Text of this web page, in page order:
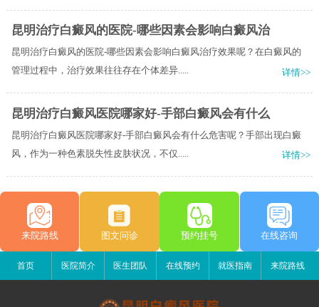
昆明治疗白癜风的医院-哪些因素会影响白癜风治
昆明治疗白癜风的医院-哪些因素会影响白癜风治疗效果呢？在白癜风的
管理过程中，治疗效果往往存在个体差异.....
详情>>
昆明治疗白癜风医院哪家好-手部白癜风会有什么
昆明治疗白癜风医院哪家好-手部白癜风会有什么危害呢？手部出现白癜
风，作为一种色素脱失性皮肤状况，不仅.....
详情>>
来院路线 图文问诊 预约挂号 在线咨询
首页 医院简介 医生团队 在线预约 就医指南 来院路线